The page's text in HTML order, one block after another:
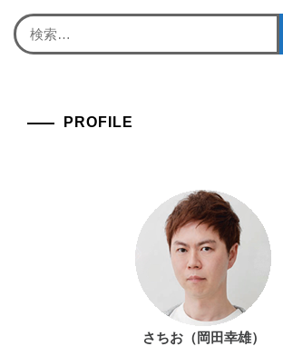
検
索:
PROFILE
さちお（岡田幸雄）